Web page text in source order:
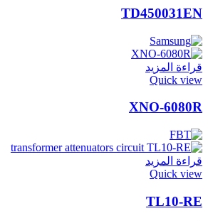
TD450031EN
قراءة المزيد
Quick view
XNO-6080R
قراءة المزيد
Quick view
TL10-RE